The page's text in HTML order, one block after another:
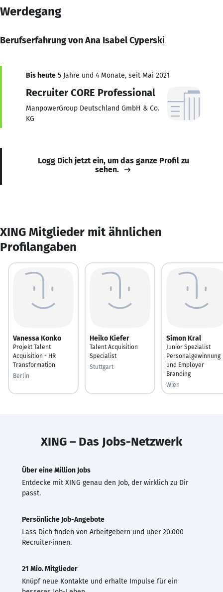
Werdegang
Berufserfahrung von Ana Isabel Cyperski
Bis heute 5 Jahre und 4 Monate, seit Mai 2021
Recruiter CORE Professional
ManpowerGroup Deutschland GmbH & Co.
KG
Logg Dich jetzt ein, um das ganze Profil zu
sehen.
XING Mitglieder mit ähnlichen
Profilangaben
Vanessa Konko
Projekt Talent
Acquisition - HR
Transformation
Berlin
Heiko Kiefer
Talent Acquisition
Specialist
Stuttgart
Simon Kral
Junior Spezialist
Personalgewinnung
und Employer
Branding
Wien
XING – Das Jobs-Netzwerk
Über eine Million Jobs
Entdecke mit XING genau den Job, der wirklich zu Dir
passt.
Persönliche Job-Angebote
Lass Dich finden von Arbeitgebern und über 20.000
Recruiter·innen.
21 Mio. Mitglieder
Knüpf neue Kontakte und erhalte Impulse für ein